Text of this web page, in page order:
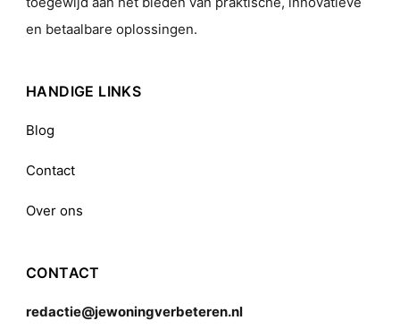
en betaalbare oplossingen.
HANDIGE LINKS
Blog
Contact
Over ons
CONTACT
redactie@jewoningverbeteren.nl